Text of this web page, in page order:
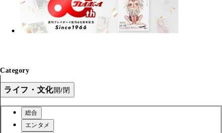
Category
ライフ・文化開/閉
総合
エンタメ